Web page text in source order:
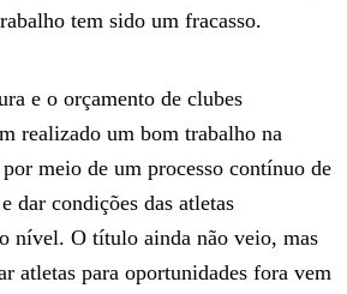
tem sido um fracasso.
e o orçamento de clubes
realizado um bom trabalho na
meio de um processo contínuo de
e dar condições das atletas
nível. O título ainda não veio, mas
atletas para oportunidades fora vem